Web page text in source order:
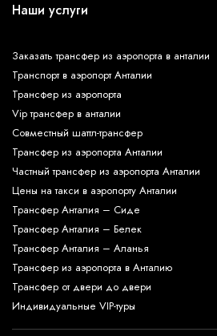
Наши услуги
Заказать трансфер из аэропорта в анталии
Транспорт в аэропорт Анталии
Трансфер из аэропорта
Vip трансфер в анталии
Совместный шаттл-трансфер
Трансфер из аэропорта Анталии
Частный трансфер из аэропорта Анталии
Цены на такси в аэропорту Анталии
Трансфер Анталия – Сиде
Трансфер Анталия – Белек
Трансфер Анталия – Аланья
Трансфер из аэропорта в Анталию
Трансфер от двери до двери
Индивидуальные VIP-туры